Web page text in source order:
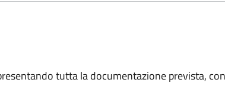
tutta la documentazione prevista,